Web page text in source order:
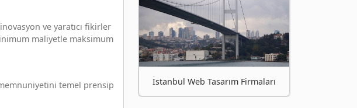
ve yaratıcı fikirler
maliyetle maksimum
temel prensip
İstanbul Web Tasarım Firmaları